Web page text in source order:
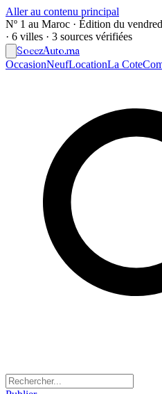
Aller au contenu principal
Nº 1 au Maroc · Édition du
· 6 villes · 3 sources vérifiées
SoeezAuto.ma
OccasionNeufLocationLa Cote